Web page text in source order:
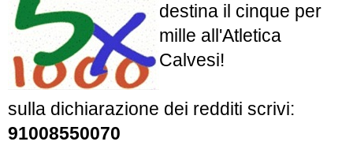
destina il cinque per
mille all'Atletica
Calvesi!
sulla dichiarazione dei redditi scrivi:
91008550070